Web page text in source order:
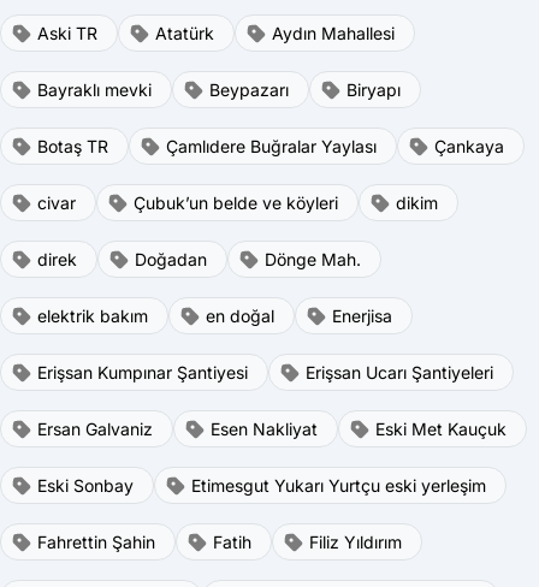
Aski TR Atatürk Aydın Mahallesi
Bayraklı mevki Beypazarı Biryapı
Botaş TR Çamlıdere Buğralar Yaylası Çankaya
civar Çubuk’un belde ve köyleri dikim
direk Doğadan Dönge Mah.
elektrik bakım en doğal Enerjisa
Erişsan Kumpınar Şantiyesi Erişsan Ucarı Şantiyeleri
Ersan Galvaniz Esen Nakliyat Eski Met Kauçuk
Eski Sonbay Etimesgut Yukarı Yurtçu eski yerleşim
Fahrettin Şahin Fatih Filiz Yıldırım